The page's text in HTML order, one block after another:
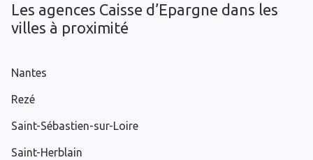
Les agences Caisse d’Epargne dans les
villes à proximité
Nantes
Rezé
Saint-Sébastien-sur-Loire
Saint-Herblain